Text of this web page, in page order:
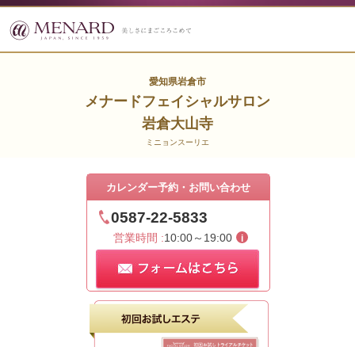
愛知県岩倉市
メナードフェイシャルサロン
岩倉大山寺
ミニョンスーリエ
カレンダー予約・お問い合わせ
0587-22-5833
営業時間 :10:00～19:00